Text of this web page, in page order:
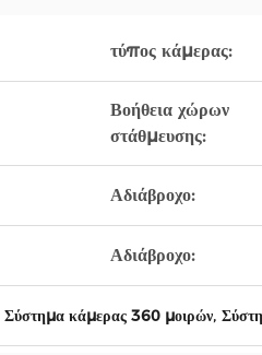
τύπος κάμερας:
Βοήθεια χώρων
στάθμευσης:
Αδιάβροχο:
Αδιάβροχο:
Σύστημα κάμερας 360 μοιρών,